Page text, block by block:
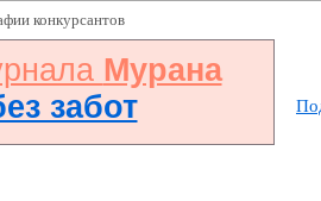
конкурсантов
Мурана
забот